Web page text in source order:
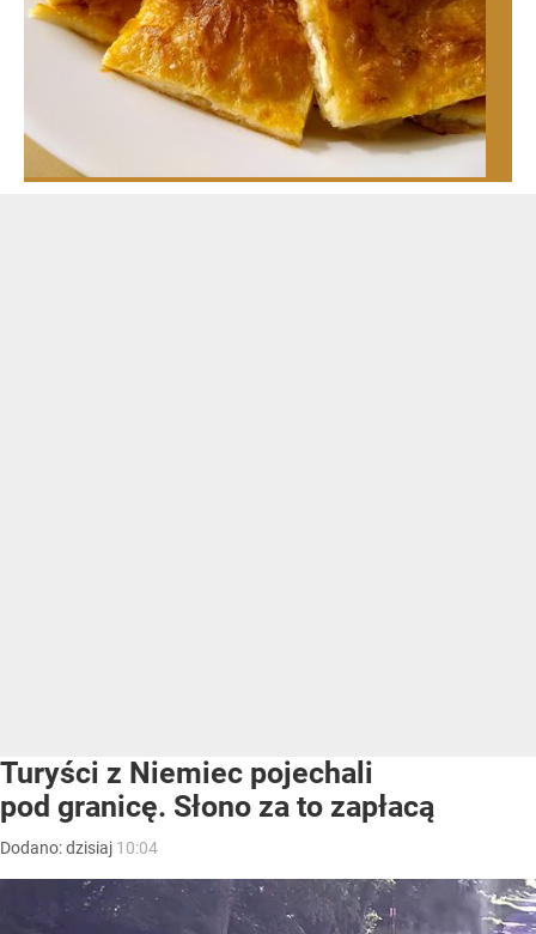
Turyści z Niemiec pojechali
pod granicę. Słono za to zapłacą
Dodano:dzisiaj 10:04